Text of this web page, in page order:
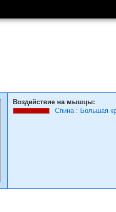
Воздействие на мышцы:
Спина: Большая